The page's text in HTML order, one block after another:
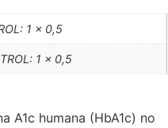
1 x 0,5
1 x 0,5
A1c humana (HbA1c) no